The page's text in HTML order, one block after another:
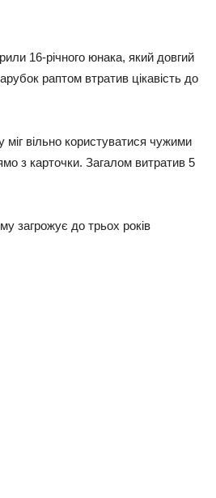
16-річного юнака, який довгий
раптом втратив цікавість до
міг вільно користуватися чужими
з карточки. Загалом витратив 5
загрожує до трьох років